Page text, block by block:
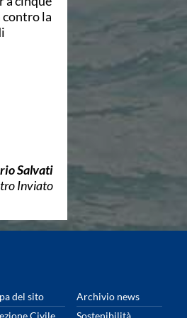
la
Salvati
Inviato
del sito
Archivio news
Civile
Sostenibilità